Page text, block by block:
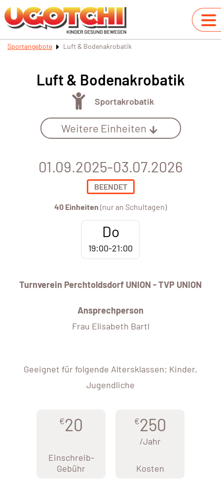
Sportangebote Luft & Bodenakrobatik
Luft & Bodenakrobatik
Sportakrobatik
Weitere Einheiten
01.09.2025-03.07.2026
BEENDET
40 Einheiten (nur an Schultagen)
Do
19:00-21:00
Turnverein Perchtoldsdorf UNION - TVP UNION
Ansprechperson
Frau Elisabeth Bartl
Geeignet für folgende Altersklassen: Kinder,
Jugendliche
€20
Einschreib-
Gebühr
€250
/Jahr
Kosten